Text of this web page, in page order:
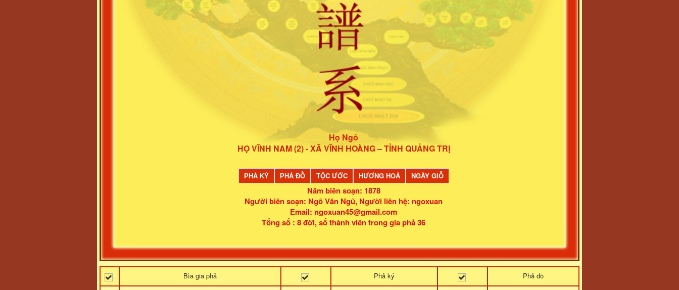
Họ Ngô
HỌ VĨNH NAM (2) - XÃ VĨNH HOÀNG – TỈNH QUẢNG TRỊ
PHẢ KÝ PHẢ ĐỒ TỘC ƯỚC HƯƠNG HOẢ NGÀY GIỖ
Năm biên soạn: 1878
Người biên soạn: Ngô Văn Ngũ, Người liên hệ: ngoxuan
Email: ngoxuan45@gmail.com
Tổng số : 8 đời, số thành viên trong gia phả 36
Bìa gia phả Phả ký
Phả đồ